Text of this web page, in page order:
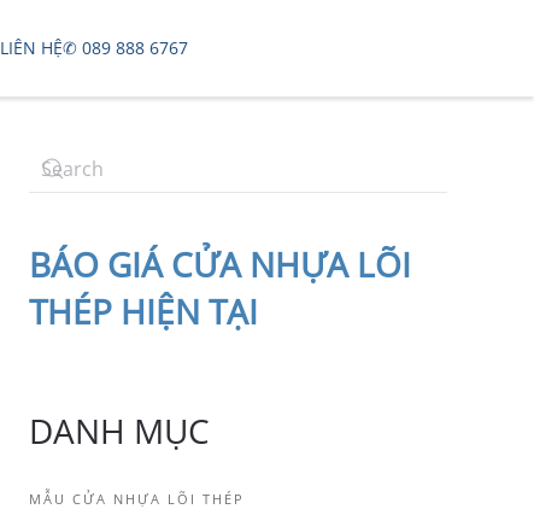
LIÊN HỆ✆ 089 888 6767
BÁO GIÁ CỬA NHỰA LÕI
THÉP HIỆN TẠI
DANH MỤC
MẪU CỬA NHỰA LÕI THÉP